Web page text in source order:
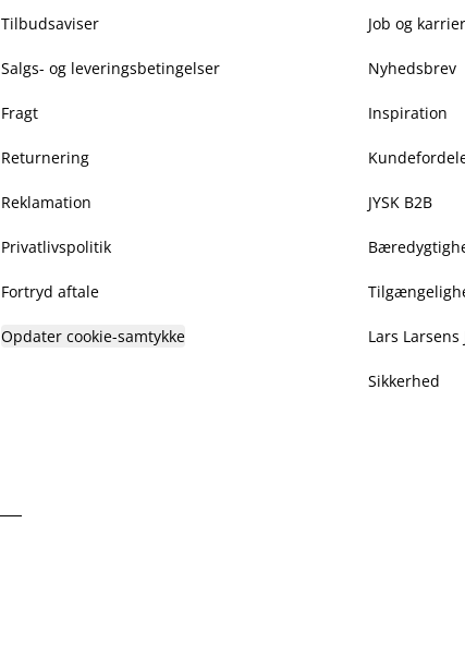
Tilbudsaviser
Salgs- og leveringsbetingelser
Fragt
Returnering
Reklamation
Privatlivspolitik
Fortryd aftale
Opdater cookie-samtykke
Job og
Nyhedsbrev
Inspiration
JYSK B2B
Lars Larsens
Sikkerhed